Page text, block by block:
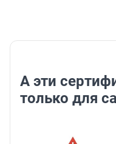
А эти
только для